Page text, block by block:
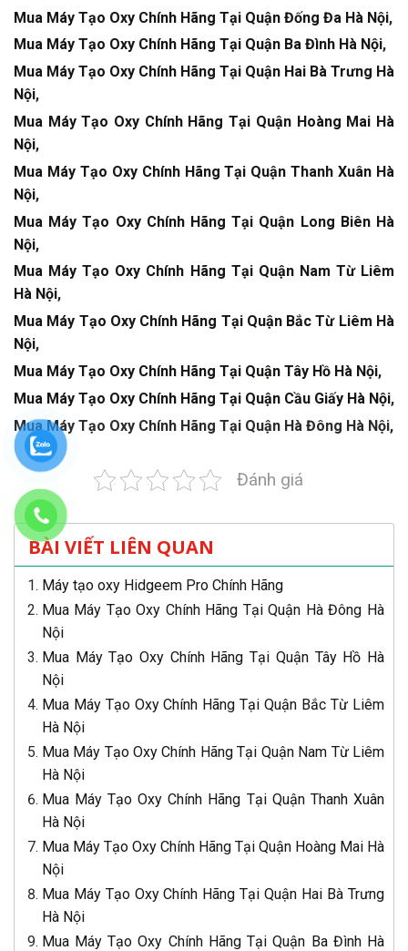
Mua Máy Tạo Oxy Chính Hãng Tại Quận Đống Đa Hà Nội,
Mua Máy Tạo Oxy Chính Hãng Tại Quận Ba Đình Hà Nội,
Mua Máy Tạo Oxy Chính Hãng Tại Quận Hai Bà Trưng Hà
Nội,
Mua Máy Tạo Oxy Chính Hãng Tại Quận Hoàng Mai Hà
Nội,
Mua Máy Tạo Oxy Chính Hãng Tại Quận Thanh Xuân Hà
Nội,
Mua Máy Tạo Oxy Chính Hãng Tại Quận Long Biên Hà
Nội,
Mua Máy Tạo Oxy Chính Hãng Tại Quận Nam Từ Liêm
Hà Nội,
Mua Máy Tạo Oxy Chính Hãng Tại Quận Bắc Từ Liêm Hà
Nội,
Mua Máy Tạo Oxy Chính Hãng Tại Quận Tây Hồ Hà Nội,
Mua Máy Tạo Oxy Chính Hãng Tại Quận Cầu Giấy Hà Nội,
Mua Máy Tạo Oxy Chính Hãng Tại Quận Hà Đông Hà Nội,
Đánh giá
BÀI VIẾT LIÊN QUAN
Máy tạo oxy Hidgeem Pro Chính Hãng
Mua Máy Tạo Oxy Chính Hãng Tại Quận Hà Đông Hà
Nội
Mua Máy Tạo Oxy Chính Hãng Tại Quận Tây Hồ Hà
Nội
Mua Máy Tạo Oxy Chính Hãng Tại Quận Bắc Từ Liêm
Hà Nội
Mua Máy Tạo Oxy Chính Hãng Tại Quận Nam Từ Liêm
Hà Nội
Mua Máy Tạo Oxy Chính Hãng Tại Quận Thanh Xuân
Hà Nội
Mua Máy Tạo Oxy Chính Hãng Tại Quận Hoàng Mai Hà
Nội
Mua Máy Tạo Oxy Chính Hãng Tại Quận Hai Bà Trưng
Hà Nội
Mua Máy Tạo Oxy Chính Hãng Tại Quận Ba Đình Hà